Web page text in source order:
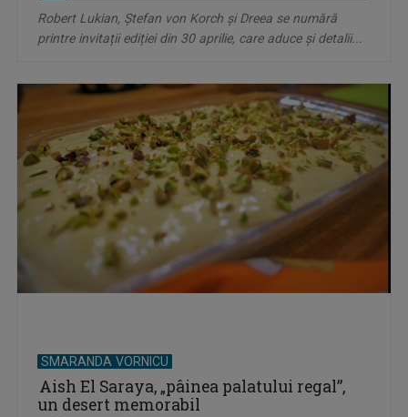
Robert Lukian, Ștefan von Korch și Dreea se numără
printre invitații ediției din 30 aprilie, care aduce și detalii...
SMARANDA VORNICU
Aish El Saraya, „pâinea palatului regal”,
un desert memorabil